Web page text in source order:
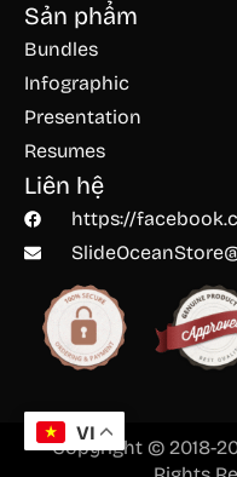
Sản phẩm
Bundles
Infographic
Presentation
Resumes
Liên hệ
https://
Copyright © 2018-
VI